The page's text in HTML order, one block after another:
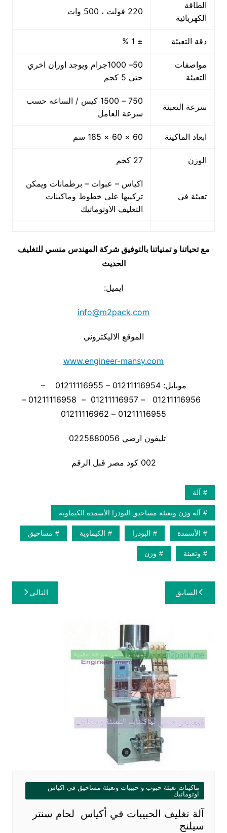
الطاقة
الكهربائية
220 فولت ، 500 وات
دقة التعبئة ± 1 %
مواصفات
التعبئة
50– 1000جرام ويوجد اوزان اخري
حتى 5 كجم
سرعة التعبئة
750 – 1500 كيس / الساعه حسب
سرعة العامل
ابعاد الماكينة 60 × 60 × 185 سم
الوزن 27 كجم
تعبئة فى
اكياس – عبوات – برطمانات ويمكن
تركيبها على خطوط وماكينات
التغليف الاوتوماتيك
مع تحياتنا و تمنياتنا بالتوفيق شركة المهندس منسي للتغليف
الحديث
ايميل:
info@m2pack.com
الموقع الاليكتروني
www.engineer-mansy.com
موبايل: 01211116954 – 01211116955 –
01211116956 – 01211116957 – 01211116958 –
01211116955 – 01211116962
تليفون ارضي 0225880056
002 كود مصر قبل الرقم
آلة
آلة وزن وتعبئة مساحيق البودرا الأسمدة الكيماوية
الأسمدة البودرا الكيماوية مساحيق
وتعبئة وزن
تصفّح
المقالات
السابق التالي
ماكينات تعبئة حبوب و حبيبات وتعبئة مساحيق في اكياس
اوتوماتيك
آلة تغليف الحبيبات في أكياس لحام سنتر
سيلنج